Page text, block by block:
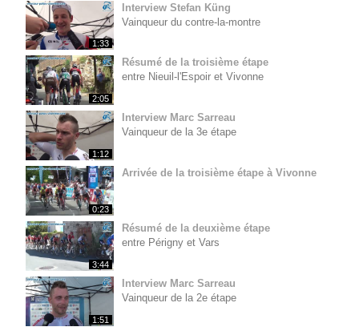
1:33
Interview Stefan Küng
Vainqueur du contre-la-montre
2:05
Résumé de la troisième étape
entre Nieuil-l'Espoir et Vivonne
1:12
Interview Marc Sarreau
Vainqueur de la 3e étape
0:23
Arrivée de la troisième étape à Vivonne
3:44
Résumé de la deuxième étape
entre Périgny et Vars
1:51
Interview Marc Sarreau
Vainqueur de la 2e étape